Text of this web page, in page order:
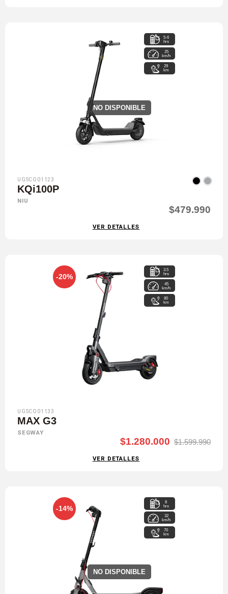
NO DISPONIBLE
5-6
hrs
25
km/h
29
km
UGSCO01123
KQi100P
NIU
$479.990
VER DETALLES
-20%
3.5
hrs
45
km/h
80
km
UGSCO01133
MAX G3
SEGWAY
$1.280.000 $1.599.990
VER DETALLES
-14%
NO DISPONIBLE
8
hrs
32
km/h
70
km